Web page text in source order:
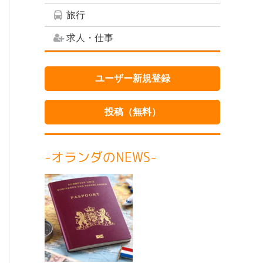
旅行
求人・仕事
ユーザー新規登録
投稿（無料）
-オランダのNEWS-